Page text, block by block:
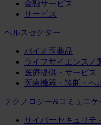
金融サービス
サービス
ヘルスセクター
バイオ医薬品
ライフサイエンス／
医療提供・サービス
医療機器・診断・ヘ
テクノロジー&コミュニケ
サイバーセキュリテ